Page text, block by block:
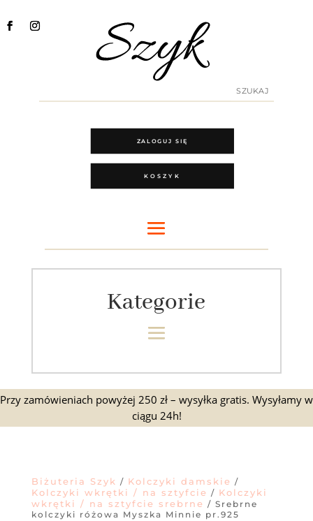
ZALOGUJ SIĘ
KOSZYK
Kategorie
Przy zamówieniach powyżej 250 zł – wysyłka gratis. Wysyłamy w
ciągu 24h!
Biżuteria Szyk / Kolczyki damskie /
Kolczyki wkrętki / na sztyfcie / Kolczyki
wkrętki / na sztyfcie srebrne / Srebrne
kolczyki różowa Myszka Minnie pr.925